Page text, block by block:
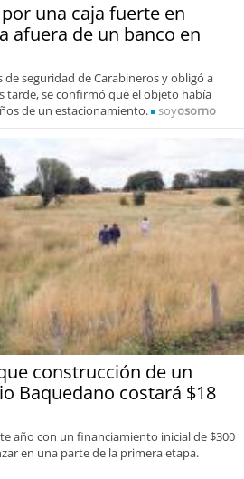
una caja fuerte en
afuera de un banco en
seguridad de Carabineros y obligó a
tarde, se confirmó que el objeto había
de un estacionamiento.
soyosorno
construcción de un
Baquedano costará $18
año con un financiamiento inicial de $300
en una parte de la primera etapa.